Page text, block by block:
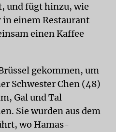
und fügt hinzu, wie
in einem Restaurant
einen Kaffee
gekommen, um
Schwester Chen (48)
Gal und Tal
Sie wurden aus dem
wo Hamas-